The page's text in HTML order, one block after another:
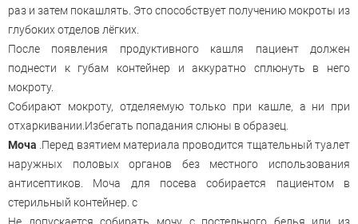
раз и затем покашлять. Это способствует получению мокроты из
глубоких отделов лёгких.
После появления продуктивного кашля пациент должен
поднести к губам контейнер и аккуратно сплюнуть в него
мокроту.
Собирают мокроту, отделяемую только при кашле, а ни при
отхаркивании.Избегать попадания слюны в образец.
Моча .Перед взятием материала проводится тщательный туалет
наружных половых органов без местного использования
антисептиков. Моча для посева собирается пациентом в
стерильный контейнер. с